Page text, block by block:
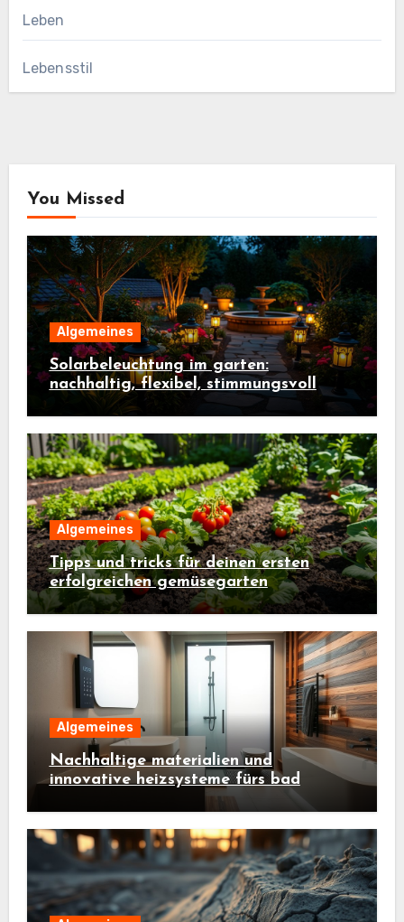
Leben
Lebensstil
You Missed
Algemeines
Solarbeleuchtung im garten:
nachhaltig, flexibel, stimmungsvoll
Algemeines
Tipps und tricks für deinen ersten
erfolgreichen gemüsegarten
Algemeines
Nachhaltige materialien und
innovative heizsysteme fürs bad